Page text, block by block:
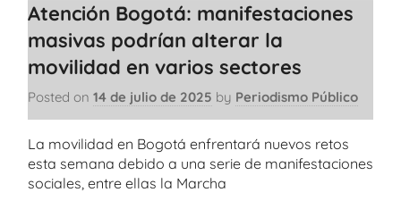
Atención Bogotá: manifestaciones
masivas podrían alterar la
movilidad en varios sectores
Posted on 14 de julio de 2025 by Periodismo Público
La movilidad en Bogotá enfrentará nuevos retos
esta semana debido a una serie de manifestaciones
sociales, entre ellas la Marcha